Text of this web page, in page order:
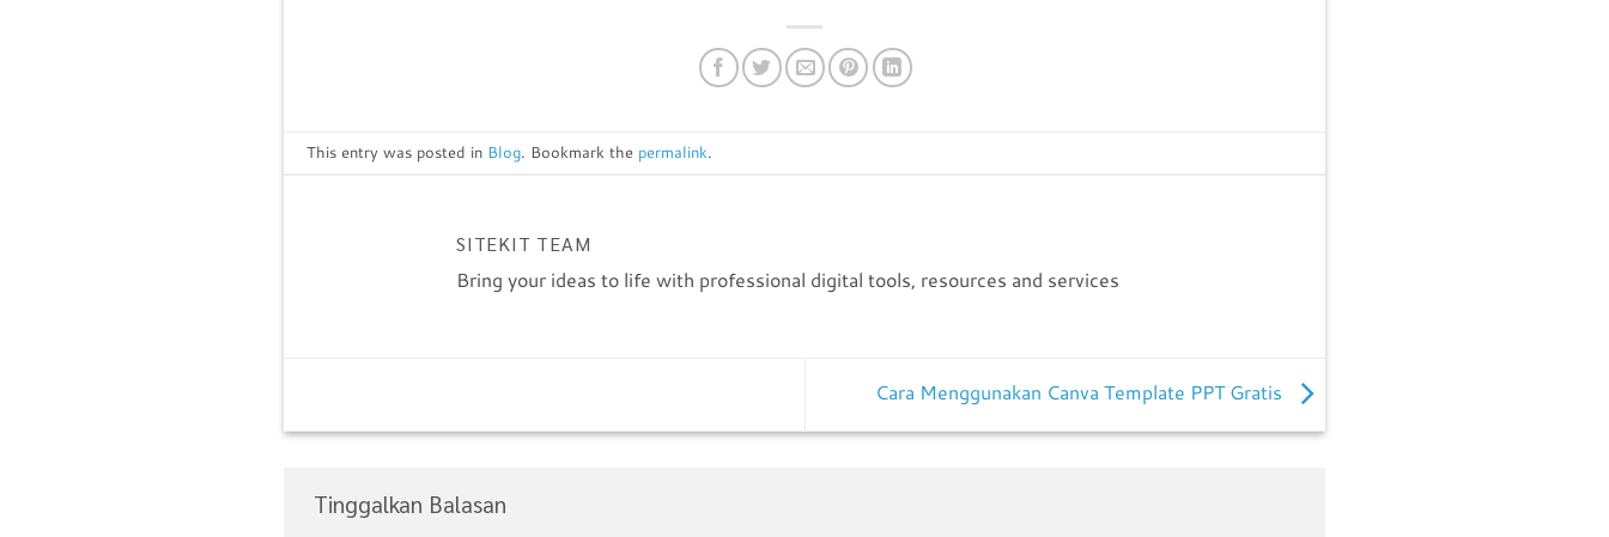
This entry was posted in Blog. Bookmark the permalink.
SITEKIT TEAM
Bring your ideas to life with professional digital tools, resources and services
Cara Menggunakan Canva Template PPT Gratis
Tinggalkan Balasan